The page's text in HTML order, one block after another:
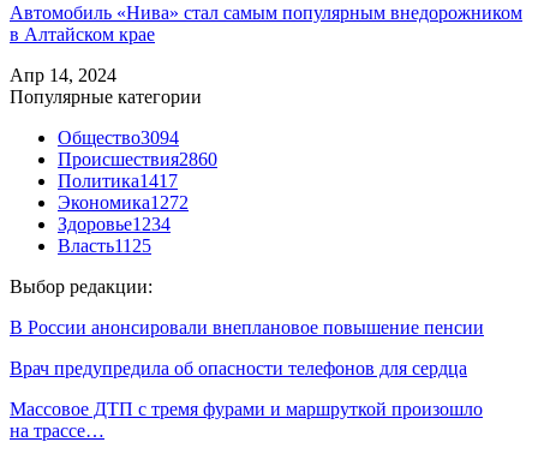
Автомобиль «Нива» стал самым популярным внедорожником
в Алтайском крае
Апр 14, 2024
Популярные категории
Общество3094
Происшествия2860
Политика1417
Экономика1272
Здоровье1234
Власть1125
Выбор редакции:
В России анонсировали внеплановое повышение пенсии
Врач предупредила об опасности телефонов для сердца
Массовое ДТП с тремя фурами и маршруткой произошло
на трассе…